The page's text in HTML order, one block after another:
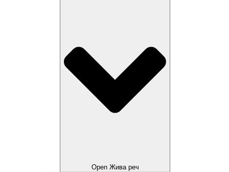
Open Жива реч